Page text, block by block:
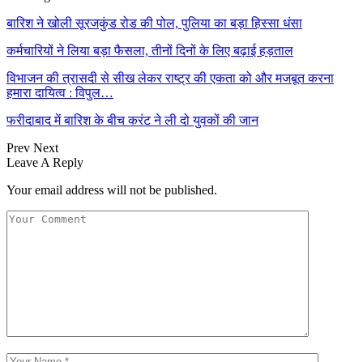
बारिश ने खोली सूरजकुंड रोड की पोल, पुलिया का बड़ा हिस्सा धंसा
कर्मचारियों ने लिया बड़ा फैसला, तीनों दिनों के लिए बढ़ाई हड़ताल
विभाजन की त्रासदी से सीख लेकर राष्ट्र की एकता को और मजबूत करना
हमारा दायित्व : विपुल…
फरीदाबाद में बारिश के बीच करंट ने ली दो युवकों की जान
Prev Next
Leave A Reply
Your email address will not be published.